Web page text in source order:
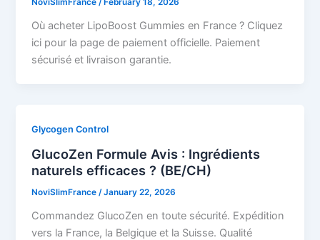
NoviSlimFrance/ February 18, 2026
Où acheter LipoBoost Gummies en France ? Cliquez
ici pour la page de paiement officielle. Paiement
sécurisé et livraison garantie.
Glycogen Control
GlucoZen Formule Avis : Ingrédients
naturels efficaces ? (BE/CH)
NoviSlimFrance /January 22, 2026
Commandez GlucoZen en toute sécurité. Expédition
vers la France, la Belgique et la Suisse. Qualité